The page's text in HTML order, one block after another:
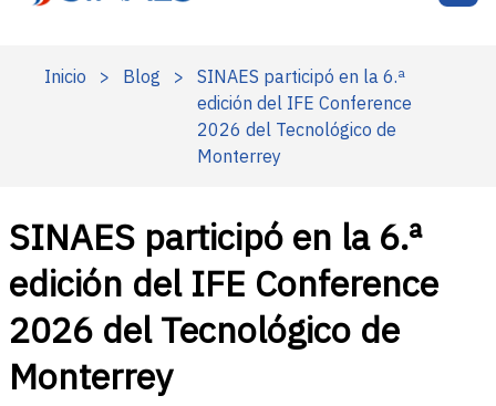
Inicio > Blog >
SINAES participó en la 6.ª
edición del IFE Conference
2026 del Tecnológico de
Monterrey
SINAES participó en la 6.ª
edición del IFE Conference
2026 del Tecnológico de
Monterrey